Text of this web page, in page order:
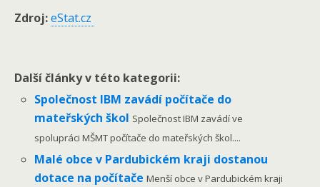
Zdroj:eStat.cz
Další články v této kategorii:
Společnost IBM zavádí počítače do
mateřských škol Společnost IBM zavádí ve
spolupráci MŠMT počítače do mateřských škol....
Malé obce v Pardubickém kraji dostanou
dotace na počítačeMenší obce v Pardubickém kraji